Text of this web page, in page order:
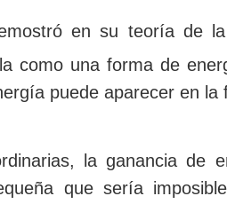
en su teoría de
como una forma de
puede aparecer en
la ganancia de
que sería